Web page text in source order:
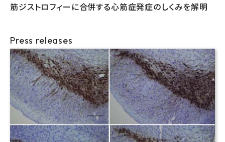
筋ジストロフィーに合併する心筋症発症のしくみを解明
Press releases